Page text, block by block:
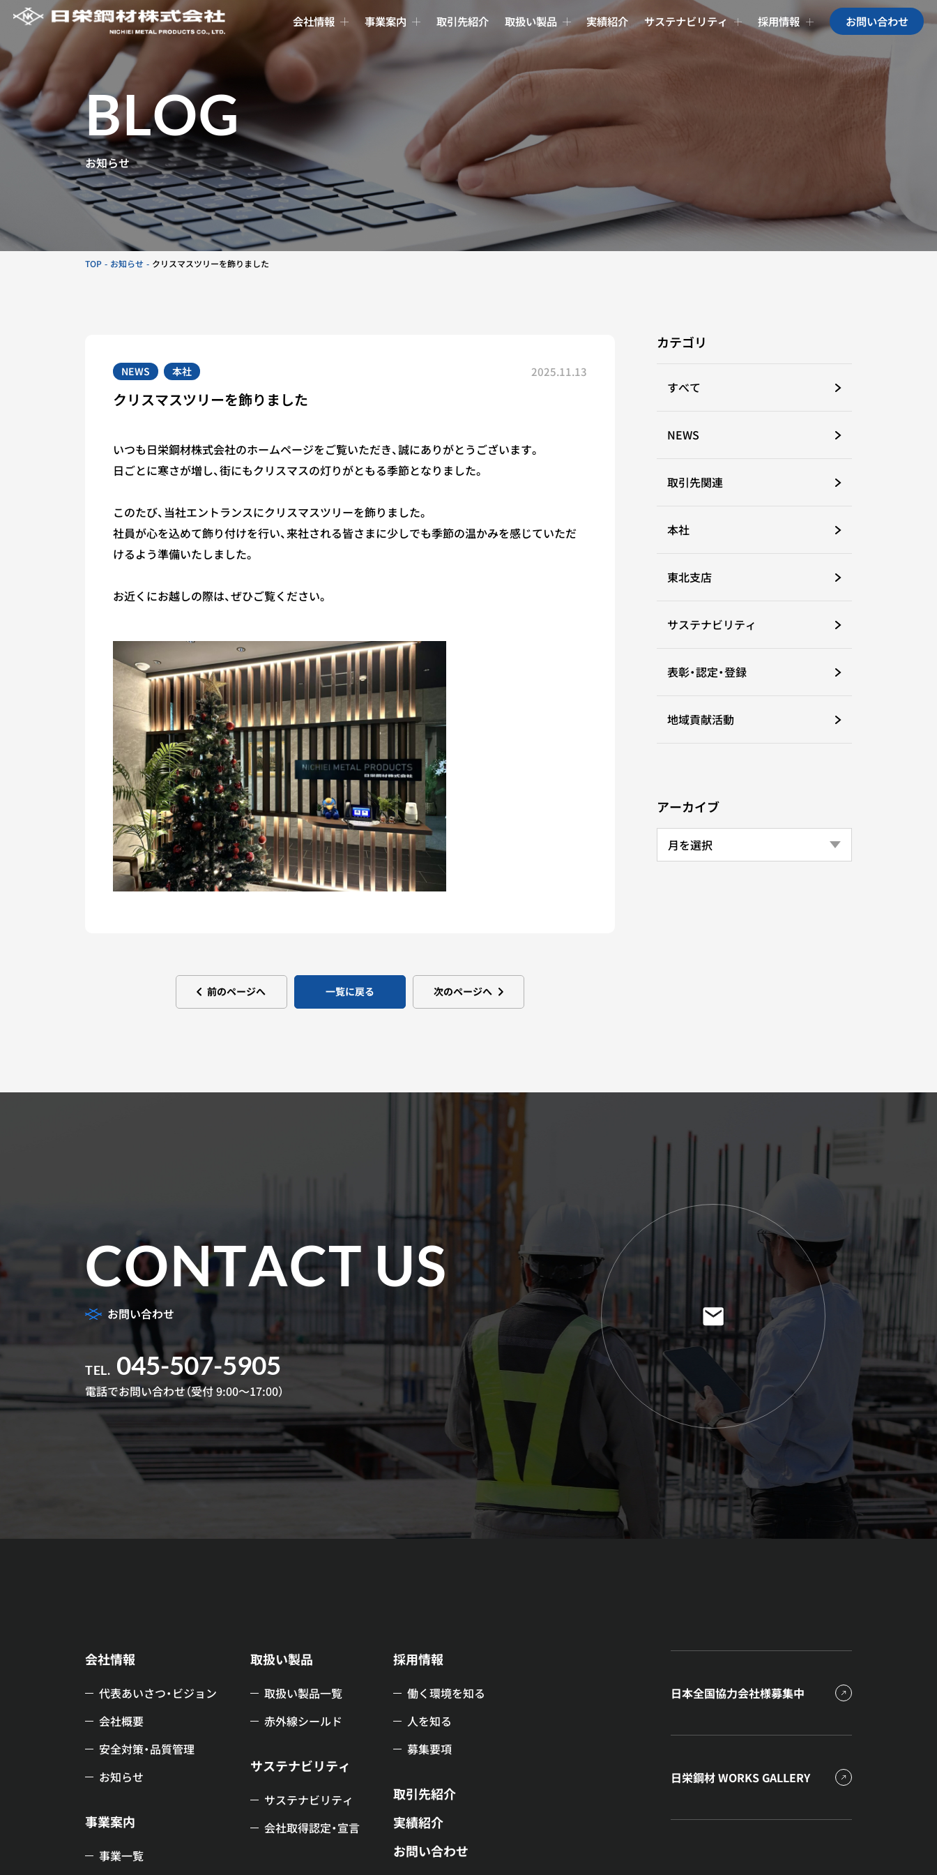
会社情報 事業案内 取引先紹介 取扱い製品 実績紹介 サステナビリティ 採用情報
お問い合わせ
お問い合わせ
BLOG
お知らせ
TOP お知らせ クリスマスツリーを飾りました
NEWS 本社 2025.11.13
クリスマスツリーを飾りました
いつも日栄鋼材株式会社のホームページをご覧いただき、誠にありがとうございます。
日ごとに寒さが増し、街にもクリスマスの灯りがともる季節となりました。
このたび、当社エントランスにクリスマスツリーを飾りました。
社員が心を込めて飾り付けを行い、来社される皆さまに少しでも季節の温かみを感じていただ
けるよう準備いたしました。
お近くにお越しの際は、ぜひご覧ください。
前のページへ 一覧に戻る 次のページへ
カテゴリ
すべて
NEWS
取引先関連
本社
東北支店
サステナビリティ
表彰・認定・登録
地域貢献活動
アーカイブ
CONTACT US
お問い合わせ
TEL. 045-507-5905
電話でお問い合わせ（受付 9:00～17:00）
会社情報
代表あいさつ・ビジョン
会社概要
安全対策・品質管理
お知らせ
事業案内
事業一覧
取扱い製品
取扱い製品一覧
赤外線シールド
サステナビリティ
サステナビリティ
会社取得認定・宣言
採用情報
働く環境を知る
人を知る
募集要項
取引先紹介
実績紹介
お問い合わせ
日本全国協力会社様募集中
日栄鋼材 WORKS GALLERY